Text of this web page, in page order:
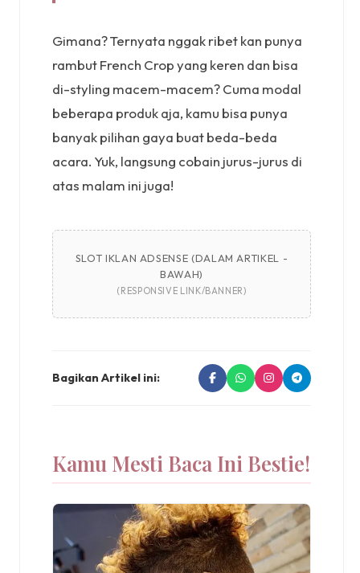
Gimana? Ternyata nggak ribet kan punya
rambut French Crop yang keren dan bisa
di-styling macem-macem? Cuma modal
beberapa produk aja, kamu bisa punya
banyak pilihan gaya buat beda-beda
acara. Yuk, langsung cobain jurus-jurus di
atas malam ini juga!
SLOT IKLAN ADSENSE (DALAM ARTIKEL -
BAWAH)
(RESPONSIVE LINK/BANNER)
Bagikan Artikel ini:
Kamu Mesti Baca Ini Bestie!